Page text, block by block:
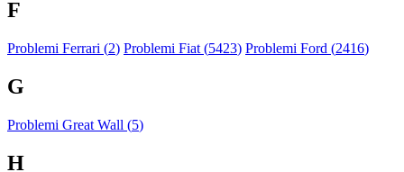
F
Problemi Ferrari (2) Problemi Fiat (5423) Problemi Ford (2416)
G
Problemi Great Wall (5)
H